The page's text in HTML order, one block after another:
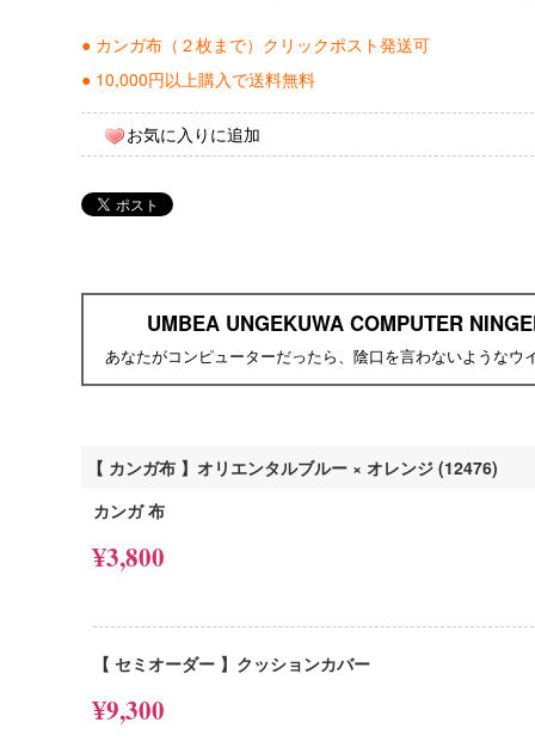
● カンガ布（２枚まで）クリックポスト発送可
● 10,000円以上購入で送料無料
お気に入りに追加
UMBEA UNGEKUWA COMPUTER
あなたがコンピューターだったら、陰口を言わないような
【 カンガ布 】オリエンタルブルー × オレンジ (12476)
カンガ 布
¥3,800
【 セミオーダー 】クッションカバー
¥9,300